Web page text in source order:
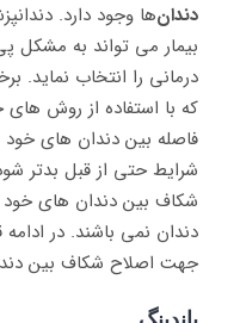
دندان‌ها وجود دارد.
بیمار می تواند به مشکل
درمانی را انتخاب نماید.
که با استفاده از روش
فاصله بین دندان های خود
شرایط حتی از قبل بدتر
شکاف بین دندان های خود
دندان نمی باشند. در
جهت اصلاح شکاف بین